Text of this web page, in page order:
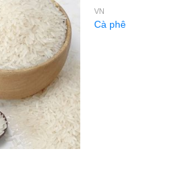
VN
Cà phê